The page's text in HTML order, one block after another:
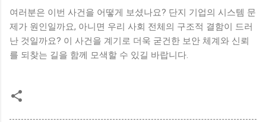
여러분은 이번 사건을 어떻게 보셨나요? 단지 기업의 시스템 문
제가 원인일까요, 아니면 우리 사회 전체의 구조적 결함이 드러
난 것일까요? 이 사건을 계기로 더욱 굳건한 보안 체계와 신뢰
를 되찾는 길을 함께 모색할 수 있길 바랍니다.